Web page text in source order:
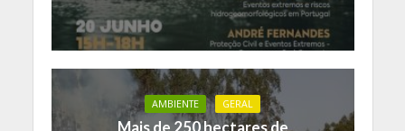
AMBIENTE GERAL